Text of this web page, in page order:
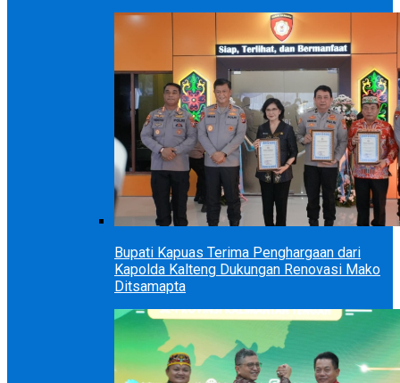
Bupati Kapuas Terima Penghargaan dari
Kapolda Kalteng Dukungan Renovasi Mako
Ditsamapta